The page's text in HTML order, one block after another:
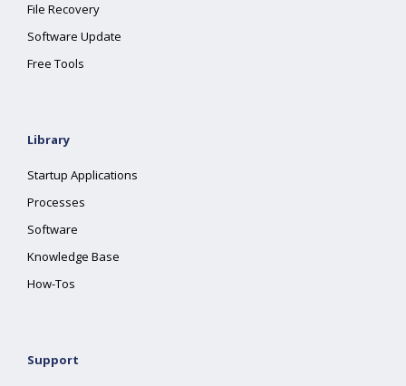
File Recovery
Software Update
Free Tools
Library
Startup Applications
Processes
Software
Knowledge Base
How-Tos
Support